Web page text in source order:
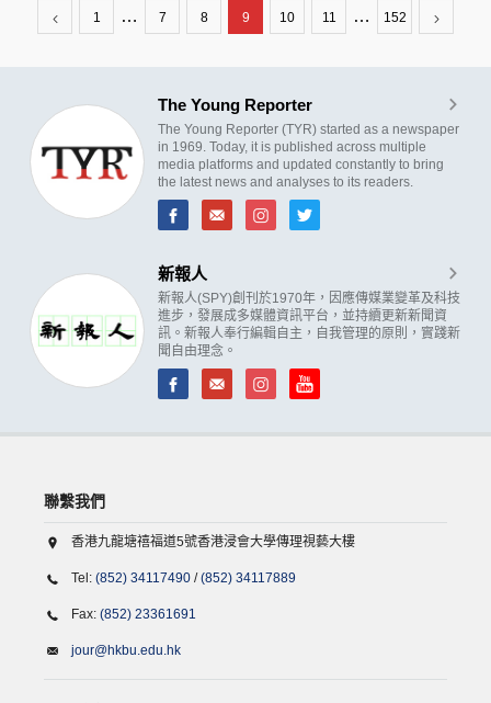
1 … 7 8 9 10 11 … 152
The Young Reporter
The Young Reporter (TYR) started as a newspaper
in 1969. Today, it is published across multiple
media platforms and updated constantly to bring
the latest news and analyses to its readers.
新報人
新報人(SPY)創刊於1970年，因應傳媒業變革及科技
進步，發展成多媒體資訊平台，並持續更新新聞資
訊。新報人奉行編輯自主，自我管理的原則，實踐新
聞自由理念。
聯繫我們
香港九龍塘禧福道5號香港浸會大學傳理視藝大樓
Tel: (852) 34117490 /(852) 34117889
Fax: (852) 23361691
jour@hkbu.edu.hk